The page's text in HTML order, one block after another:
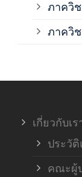
ภาควิ
ภาควิ
เกี่ยวกับเร
ประวั
คณะผู้